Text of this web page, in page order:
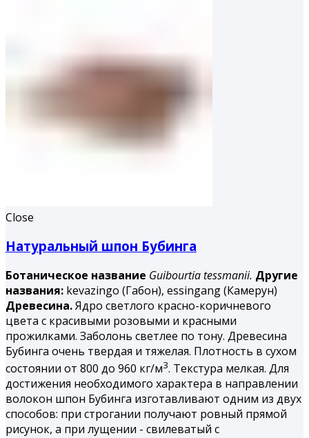
Close
Натуральный шпон Бубинга
Ботаническое название Guibourtia tessmanii. Другие
названия: kevazingo (Габон), essingang (Камерун)
Древесина.Ядро светлого красно-коричневого
цвета с красивыми розовыми и красными
прожилками. Заболонь светлее по тону. Древесина
Бубинга очень твердая и тяжелая. Плотность в сухом
состоянии от 800 до 960 кг/м3. Текстура мелкая. Для
достижения необходимого характера в направлении
волокон шпон Бубинга изготавливают одним из двух
способов: при строгании получают ровный прямой
рисунок, а при лущении - свилеватый с